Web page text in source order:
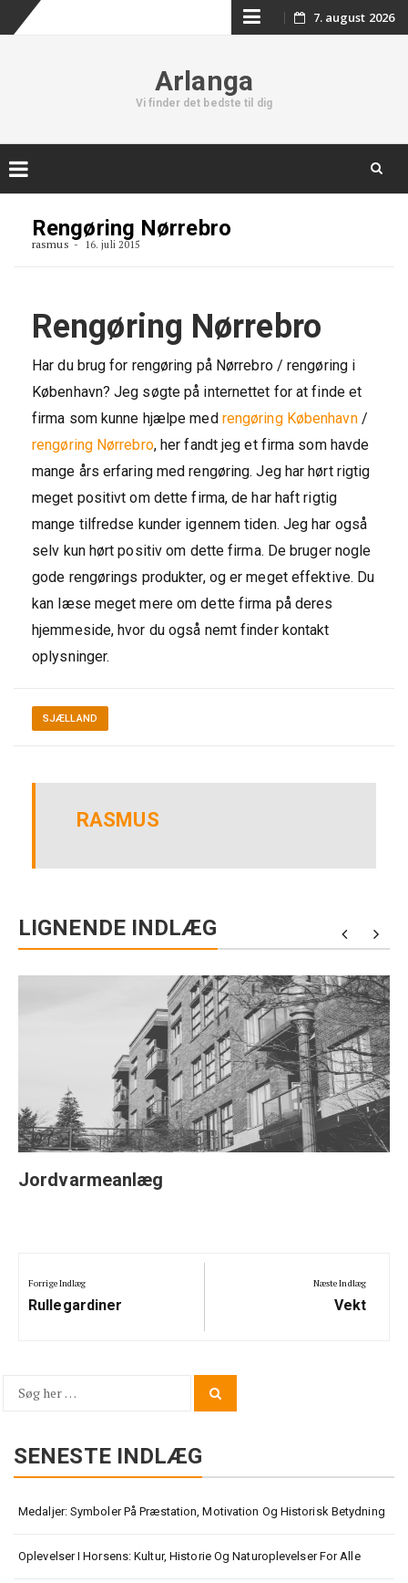
Skip
content
7. august 2026
Arlanga
Vi finder det bedste til dig
content
Rengøring Nørrebro
rasmus 16. juli 2015
Rengøring Nørrebro
Har du brug for rengøring på Nørrebro / rengøring i
København? Jeg søgte på internettet for at finde et
firma som kunne hjælpe med rengøring København/
rengøring Nørrebro, her fandt jeg et firma som havde
mange års erfaring med rengøring. Jeg har hørt rigtig
meget positivt om dette firma, de har haft rigtig
mange tilfredse kunder igennem tiden. Jeg har også
selv kun hørt positiv om dette firma. De bruger nogle
gode rengørings produkter, og er meget effektive. Du
kan læse meget mere om dette firma på deres
hjemmeside, hvor du også nemt finder kontakt
oplysninger.
SJÆLLAND
RASMUS
LIGNENDE INDLÆG
Jordvarmeanlæg
Forrige Indlæg
Previous
Rullegardiner
Næste Indlæg
Next
Vekt
Search
SENESTE INDLÆG
Medaljer: Symboler På Præstation, Motivation Og Historisk Betydning
Oplevelser I Horsens: Kultur, Historie Og Naturoplevelser For Alle